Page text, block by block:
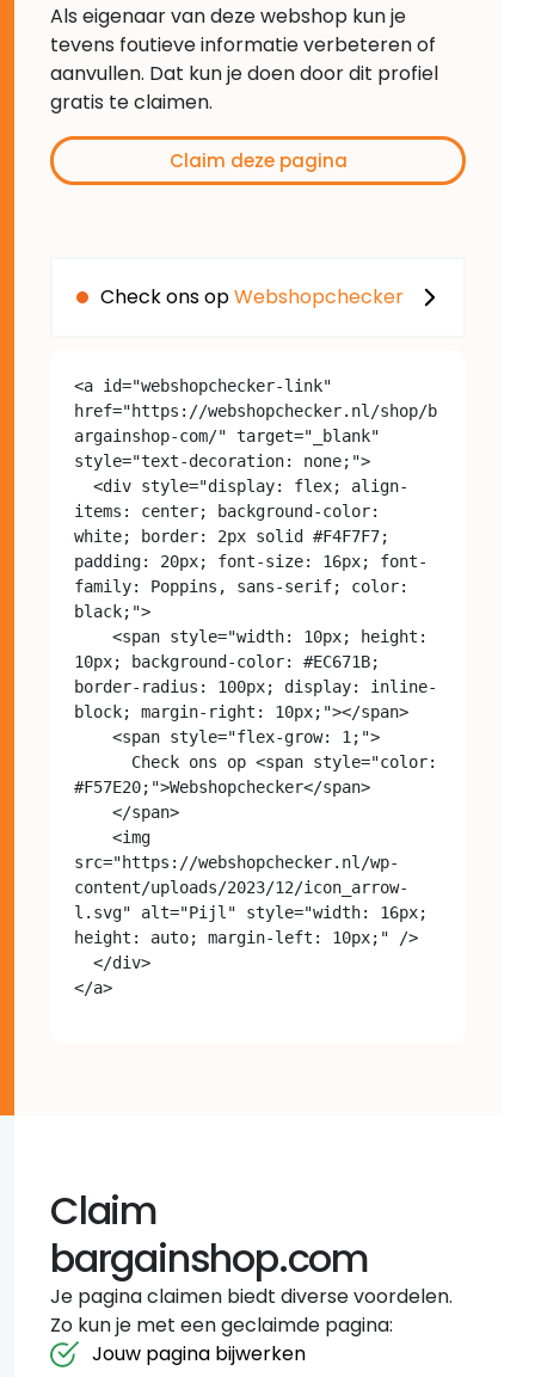
Als eigenaar van deze webshop kun je
tevens foutieve informatie verbeteren of
aanvullen. Dat kun je doen door dit profiel
gratis te claimen.
Claim deze pagina
Check ons opWebshopchecker
<a id="webshopchecker-link"
href="https://webshopchecker.nl/shop/b
argainshop-com/" target="_blank"
style="text-decoration: none;">
items: center; background-color:
white; border: 2px solid #F4F7F7;
padding: 20px; font-size: 16px; font-
family: Poppins, sans-serif; color:
black;">
10px; background-color: #EC671B;
border-radius: 100px; display: inline-
block; margin-right: 10px;"></span>
#F57E20;">Webshopchecker</span>
src="https://webshopchecker.nl/wp-
content/uploads/2023/12/icon_arrow-
l.svg" alt="Pijl" style="width: 16px;
height: auto; margin-left: 10px;" />
Claim
bargainshop.com
Je pagina claimen biedt diverse voordelen.
Zo kun je met een geclaimde pagina:
Jouw pagina bijwerken